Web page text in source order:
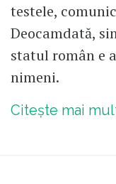
testele,
Deocamdată,
statul român e
nimeni.
Citește mai